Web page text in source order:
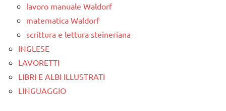
lavoro manuale Waldorf
matematica Waldorf
scrittura e lettura steineriana
INGLESE
LAVORETTI
LIBRI E ALBI ILLUSTRATI
LINGUAGGIO